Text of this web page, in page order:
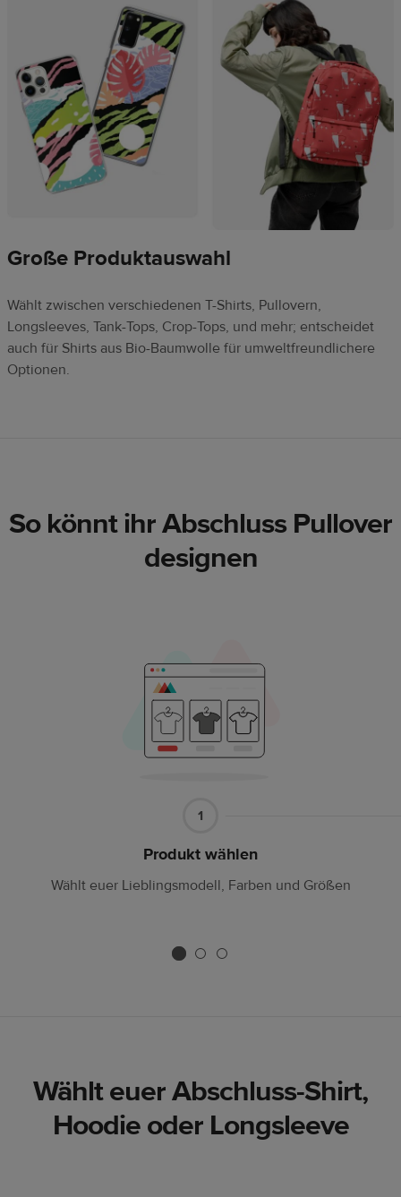
Große Produktauswahl
Wählt zwischen verschiedenen T-Shirts, Pullovern,
Longsleeves, Tank-Tops, Crop-Tops, und mehr; entscheidet
auch für Shirts aus Bio-Baumwolle für umweltfreundlichere
Optionen.
So könnt ihr Abschluss Pullover
designen
1
Produkt wählen
Wählt euer Lieblingsmodell, Farben und Größen
Wählt euer Abschluss-Shirt,
Hoodie oder Longsleeve